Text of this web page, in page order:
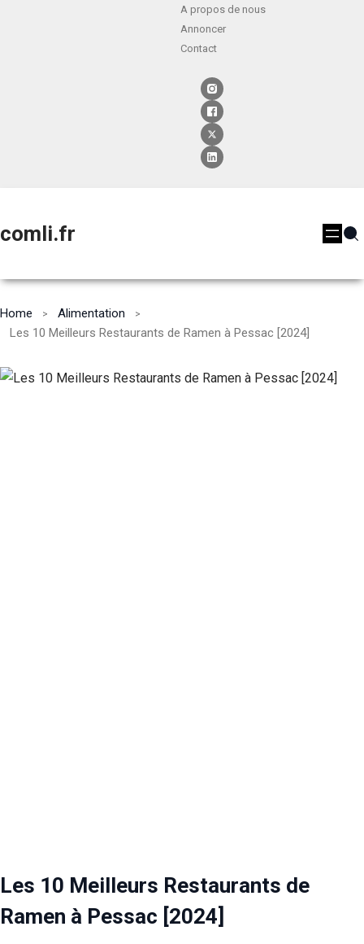
A propos de nous
Annoncer
Contact
comli.fr
Home
Alimentation
Les 10 Meilleurs Restaurants de Ramen à Pessac [2024]
Les 10 Meilleurs Restaurants de
Ramen à Pessac [2024]